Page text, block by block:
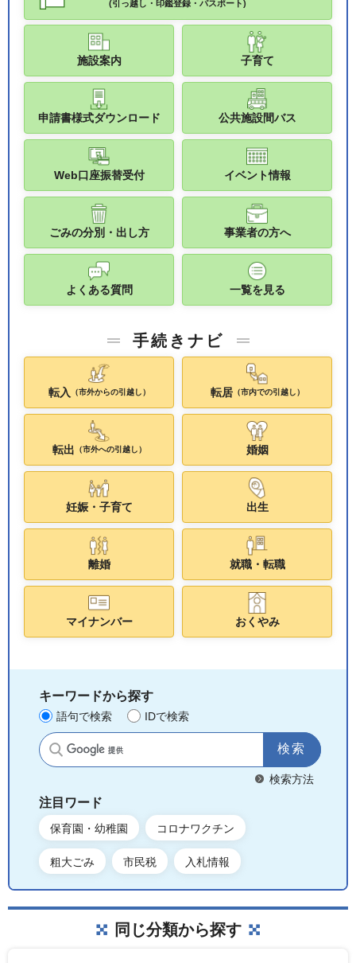
(引っ越し・印鑑登録・パスポート)
施設案内 子育て
申請書様式ダウンロード 公共施設間バス
Web口座振替受付 イベント情報
ごみの分別・出し方 事業者の方へ
よくある質問 一覧を見る
手続きナビ
転入 （市外からの引越し） 転居（市内での引越し）
転出 （市外への引越し） 婚姻
妊娠・子育て 出生
離婚 就職・転職
マイナンバー おくやみ
キーワードから探す
語句で検索 IDで検索
サイト内検索
検索方法
注目ワード
保育園・幼稚園 コロナワクチン
粗大ごみ 市民税 入札情報
同じ分類から探す